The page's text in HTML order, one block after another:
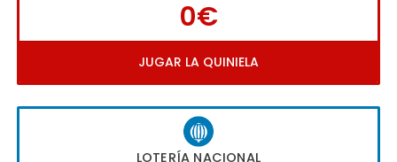
0€
JUGAR LA QUINIELA
LOTERÍA NACIONAL